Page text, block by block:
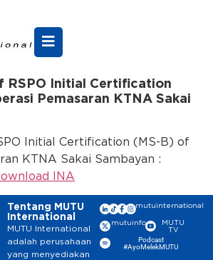
RSPO Initial Certification
Pemasaran KTNA Sakai
Initial Certification (MS-B) of
KTNA Sakai Sambayan :
INA
Tentang MUTU
International
MUTU International
adalah perusahaan
yang menyediakan
mutuinternational
mutuinfo
MUTU
TV
Podcast
#AyoMelekMUTU